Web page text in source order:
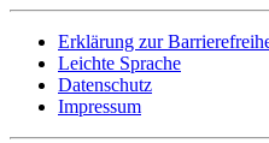
Erklärung zur
Leichte Sprache
Datenschutz
Impressum